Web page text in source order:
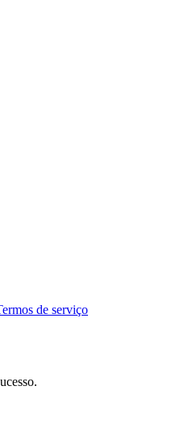
de serviço